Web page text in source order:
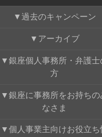
過去のキャンペーン
アーカイブ
銀座個人事務所・弁護士
方
銀座に事務所をお持ちの
なさま
個人事業主向けお役立ち